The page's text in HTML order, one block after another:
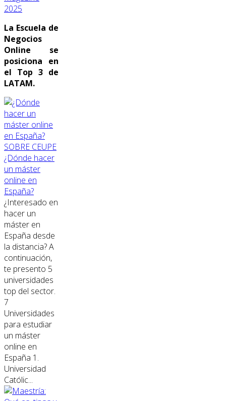
2025
La Escuela de
Negocios
Online se
posiciona en
el Top 3 de
LATAM.
SOBRE CEUPE
¿Dónde hacer
un máster
online en
España?
¿Interesado en
hacer un
máster en
España desde
la distancia? A
continuación,
te presento 5
universidades
top del sector.
7
Universidades
para estudiar
un máster
online en
España 1.
Universidad
Católic...